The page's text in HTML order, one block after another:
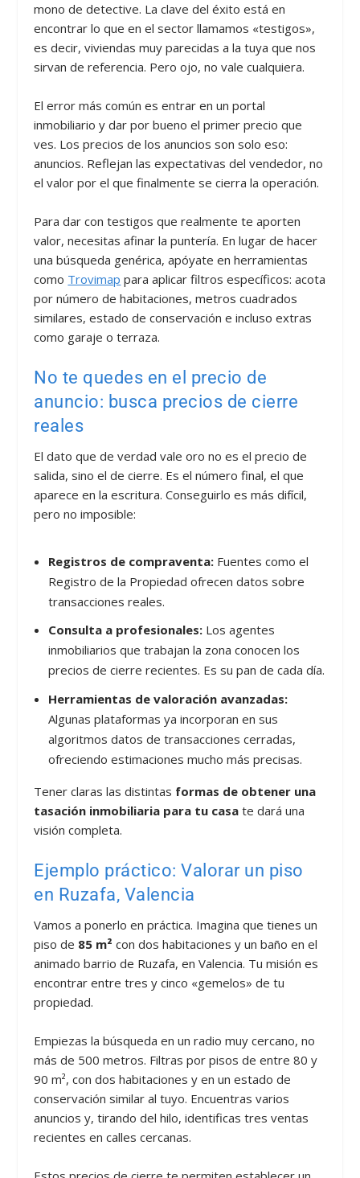
mono de detective. La clave del éxito está en
encontrar lo que en el sector llamamos «testigos»,
es decir, viviendas muy parecidas a la tuya que nos
sirvan de referencia. Pero ojo, no vale cualquiera.
El error más común es entrar en un portal
inmobiliario y dar por bueno el primer precio que
ves. Los precios de los anuncios son solo eso:
anuncios. Reflejan las expectativas del vendedor, no
el valor por el que finalmente se cierra la operación.
Para dar con testigos que realmente te aporten
valor, necesitas afinar la puntería. En lugar de hacer
una búsqueda genérica, apóyate en herramientas
como Trovimap para aplicar filtros específicos: acota
por número de habitaciones, metros cuadrados
similares, estado de conservación e incluso extras
como garaje o terraza.
No te quedes en el precio de
anuncio: busca precios de cierre
reales
El dato que de verdad vale oro no es el precio de
salida, sino el de cierre. Es el número final, el que
aparece en la escritura. Conseguirlo es más difícil,
pero no imposible:
Registros de compraventa:Fuentes como el
Registro de la Propiedad ofrecen datos sobre
transacciones reales.
Consulta a profesionales:Los agentes
inmobiliarios que trabajan la zona conocen los
precios de cierre recientes. Es su pan de cada día.
Herramientas de valoración avanzadas:
Algunas plataformas ya incorporan en sus
algoritmos datos de transacciones cerradas,
ofreciendo estimaciones mucho más precisas.
Tener claras las distintas formas de obtener una
tasación inmobiliaria para tu casa te dará una
visión completa.
Ejemplo práctico: Valorar un piso
en Ruzafa, Valencia
Vamos a ponerlo en práctica. Imagina que tienes un
piso de 85 m² con dos habitaciones y un baño en el
animado barrio de Ruzafa, en Valencia. Tu misión es
encontrar entre tres y cinco «gemelos» de tu
propiedad.
Empiezas la búsqueda en un radio muy cercano, no
más de 500 metros. Filtras por pisos de entre 80 y
90 m², con dos habitaciones y en un estado de
conservación similar al tuyo. Encuentras varios
anuncios y, tirando del hilo, identificas tres ventas
recientes en calles cercanas.